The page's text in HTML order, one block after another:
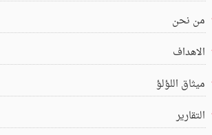
من نحن
الاهداف
ميثاق اللؤلؤ
التقارير